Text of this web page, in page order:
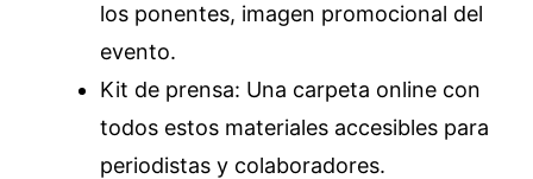
los ponentes, imagen promocional del
evento.
Kit de prensa: Una carpeta online con
todos estos materiales accesibles para
periodistas y colaboradores.